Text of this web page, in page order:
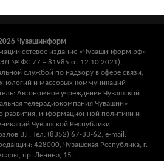
Чувашинформ
сетевое издание «Чувашинформ.рф»
ЭЛ № ФС 77 – 81985 от 12.10.2021),
службой по надзору в сфере связи,
и массовых коммуникаций
Автономное учреждение Чувашской
телерадиокомпания Чувашии»
развития, информационной политики и
Чувашской Республики.
В.Г. Тел. (8352) 67-33-62, e-mail:
428000, Чувашская Республика, г.
пр. Ленина, 15.